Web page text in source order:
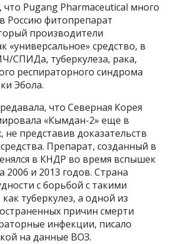
Pugang Pharmaceutical много
Россию фитопрепарат
производители
«универсальное» средство, в
СПИДа, туберкулеза, рака,
респираторного синдрома
Эбола.
что Северная Корея
«Кымдан-2» еще в
не представив доказательств
Препарат, созданный в
в КНДР во время вспышек
2006 и 2013 годов. Страна
с борьбой с такими
туберкулез, а одной из
причин смерти
инфекции, писало
на данные ВОЗ.